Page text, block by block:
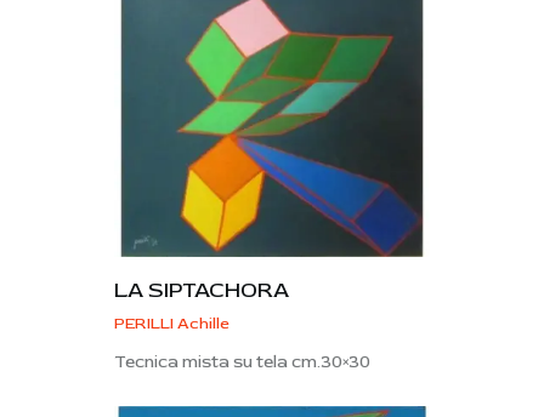
LA SIPTACHORA
PERILLI Achille
Tecnica mista su tela cm.30×30